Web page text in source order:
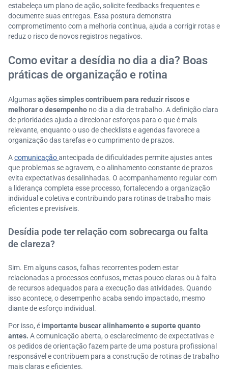
estabeleça um plano de ação, solicite feedbacks frequentes e
documente suas entregas. Essa postura demonstra
comprometimento com a melhoria contínua, ajuda a corrigir rotas e
reduz o risco de novos registros negativos.
Como evitar a desídia no dia a dia? Boas
práticas de organização e rotina
Algumasações simples contribuem para reduzir riscos e
melhorar o desempenho no dia a dia de trabalho. A definição clara
de prioridades ajuda a direcionar esforços para o que é mais
relevante, enquanto o uso de checklists e agendas favorece a
organização das tarefas e o cumprimento de prazos.
Acomunicaçãoantecipada de dificuldades permite ajustes antes
que problemas se agravem, e o alinhamento constante de prazos
evita expectativas desalinhadas. O acompanhamento regular com
a liderança completa esse processo, fortalecendo a organização
individual e coletiva e contribuindo para rotinas de trabalho mais
eficientes e previsíveis.
Desídia pode ter relação com sobrecarga ou falta
de clareza?
Sim. Em alguns casos, falhas recorrentes podem estar
relacionadas a processos confusos, metas pouco claras ou à falta
de recursos adequados para a execução das atividades. Quando
isso acontece, o desempenho acaba sendo impactado, mesmo
diante de esforço individual.
Por isso, é importante buscar alinhamento e suporte quanto
antes. A comunicação aberta, o esclarecimento de expectativas e
os pedidos de orientação fazem parte de uma postura profissional
responsável e contribuem para a construção de rotinas de trabalho
mais claras e eficientes.